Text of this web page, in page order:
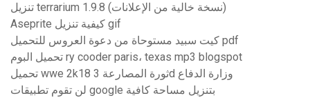
تنزيل terrarium 1.9.8 (نسخة خالية من الإعلانات)
Aseprite كيفية تنزيل gif
كيت سبيد مستوحاة من دعوة العروس للتحميل pdf
تحميل البوم ry cooder paris، texas mp3 blogspot
تحميل wwe 2k18 ثورة المصارعة 3d وزارة الدفاع
لن تقوم تطبيقات google بتنزيل مساحة كافية